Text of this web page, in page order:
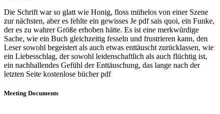
Die Schrift war so glatt wie Honig, floss mühelos von einer Szene
zur nächsten, aber es fehlte ein gewisses Je pdf sais quoi, ein Funke,
der es zu wahrer Größe erhoben hätte. Es ist eine merkwürdige
Sache, wie ein Buch gleichzeitig fesseln und frustrieren kann, den
Leser sowohl begeistert als auch etwas enttäuscht zurücklassen, wie
ein Liebesschlag, der sowohl leidenschaftlich als auch flüchtig ist,
ein nachhallendes Gefühl der Enttäuschung, das lange nach der
letzten Seite kostenlose bücher pdf
Meeting Documents